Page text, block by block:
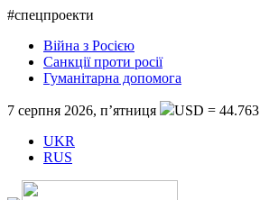
#спецпроекти
Війна з Росією
Санкції проти росії
Гуманітарна допомога
7 серпня 2026, п’ятниця USD = 44.763
UKR
RUS